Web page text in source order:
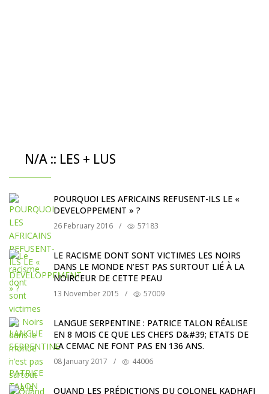
N/A :: LES + LUS
POURQUOI LES AFRICAINS REFUSENT-ILS LE «
DEVELOPPEMENT » ?
26 February 2016 / 57183
LE RACISME DONT SONT VICTIMES LES NOIRS
DANS LE MONDE N’EST PAS SURTOUT LIÉ À LA
NOIRCEUR DE CETTE PEAU
13 November 2015 / 57009
LANGUE SERPENTINE : PATRICE TALON RÉALISE
EN 8 MOIS CE QUE LES CHEFS D&#39; ETATS DE
LA CEMAC NE FONT PAS EN 136 ANS.
08 January 2017 / 44006
QUAND LES PRÉDICTIONS DU COLONEL KADHAFI